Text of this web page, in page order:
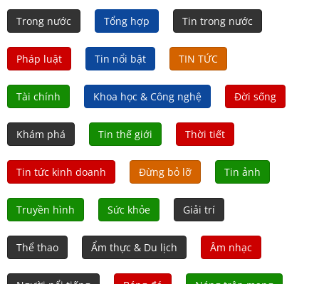
Trong nước Tổng hợp Tin trong nước
Pháp luật Tin nổi bật TIN TỨC
Tài chính Khoa học & Công nghệ Đời sống
Khám phá Tin thế giới Thời tiết
Tin tức kinh doanh Đừng bỏ lỡ Tin ảnh
Truyền hình Sức khỏe Giải trí
Thể thao Ẩm thực & Du lịch Âm nhạc